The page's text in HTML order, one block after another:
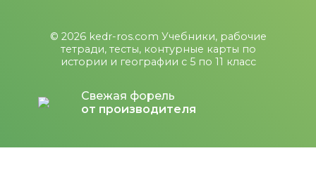
© 2026 kedr-ros.com Учебники, рабочие
тетради, тесты, контурные карты по
истории и географии с 5 по 11 класс
Свежая форель
от производителя